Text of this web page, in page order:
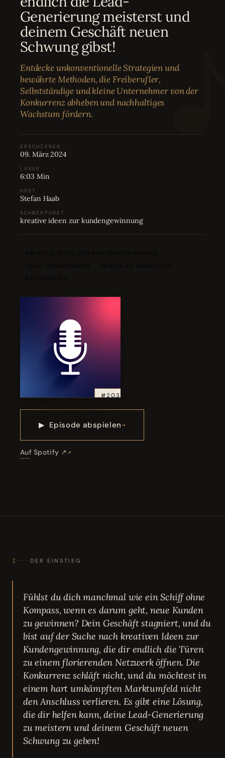
04 Bewertungen
Karriere
06 Partnerprogramm
Generierung meisterst und
deinem Geschäft neuen
Schwung gibst!
Entdecke unkonventionelle Strategien und
bewährte Methoden, die Freiberufler,
Selbstständige und kleine Unternehmer von der
Konkurrenz abheben und nachhaltiges
Wachstum fördern.
ERSCHIENEN
09. März 2024
LÄNGE
6:03 Min
HOST
Stefan Haab
SCHWERPUNKT
kreative ideen zur kundengewinnung
#203
▶ Episode abspielen
Auf Spotify ↗
I DER EINSTIEG
Fühlst du dich manchmal wie ein Schiff ohne
Kompass, wenn es darum geht, neue Kunden
zu gewinnen? Dein Geschäft stagniert, und du
bist auf der Suche nach kreativen Ideen zur
Kundengewinnung, die dir endlich die Türen
zu einem florierenden Netzwerk öffnen. Die
Konkurrenz schläft nicht, und du möchtest in
einem hart umkämpften Marktumfeld nicht
den Anschluss verlieren. Es gibt eine Lösung,
die dir helfen kann, deine Lead-Generierung
zu meistern und deinem Geschäft neuen
Schwung zu geben!